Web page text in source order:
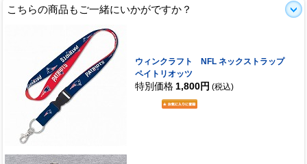
こちらの商品もご一緒にいかがですか？
ウィンクラフト NFL ネックストラップ
ペイトリオッツ
特別価格 1,800円 (税込)